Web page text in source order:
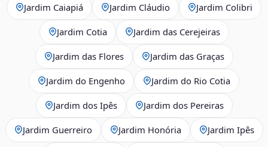
Jardim Caiapiá Jardim Cláudio Jardim Colibri
Jardim Cotia Jardim das Cerejeiras
Jardim das Flores Jardim das Graças
Jardim do Engenho Jardim do Rio Cotia
Jardim dos Ipês Jardim dos Pereiras
Jardim Guerreiro Jardim Honória Jardim Ipês